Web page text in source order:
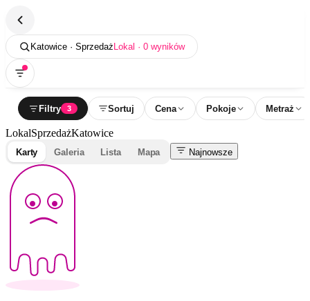
Katowice · Sprzedaż Lokal · 0 wyników
Filtry 3 Sortuj Cena Pokoje Metraż
LokalSprzedażKatowice
Karty Galeria Lista Mapa Najnowsze